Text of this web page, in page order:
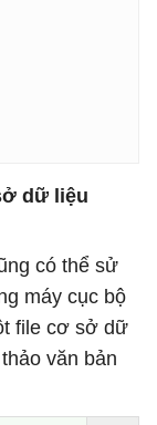
dữ liệu
có thể sử
máy cục bộ
file cơ sở dữ
văn bản